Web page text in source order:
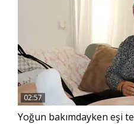
02:57
Yoğun bakımdayken eşi